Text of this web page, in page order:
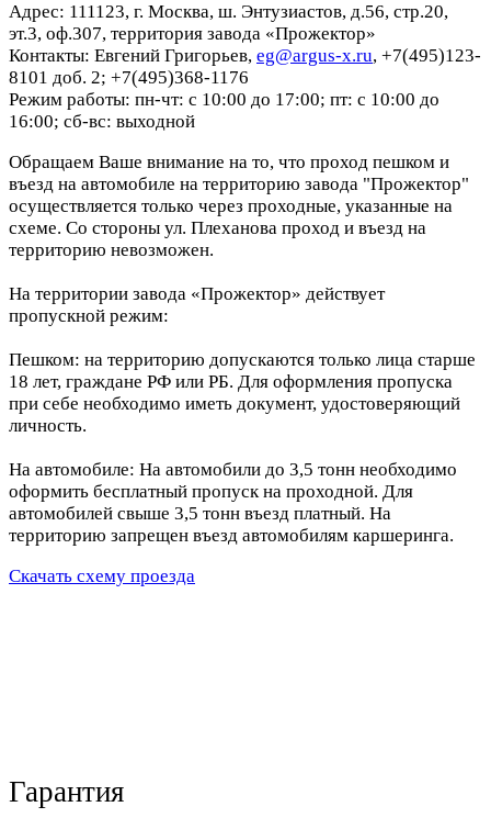
Адрес: 111123, г. Москва, ш. Энтузиастов, д.56, стр.20,
эт.3, оф.307, территория завода «Прожектор»
Контакты: Евгений Григорьев, eg@argus-x.ru, +7(495)123-
8101 доб. 2; +7(495)368-1176
Режим работы: пн-чт: с 10:00 до 17:00; пт: с 10:00 до
16:00; сб-вс: выходной
Обращаем Ваше внимание на то, что проход пешком и
въезд на автомобиле на территорию завода "Прожектор"
осуществляется только через проходные, указанные на
схеме. Со стороны ул. Плеханова проход и въезд на
территорию невозможен.
На территории завода «Прожектор» действует
пропускной режим:
Пешком: на территорию допускаются только лица старше
18 лет, граждане РФ или РБ. Для оформления пропуска
при себе необходимо иметь документ, удостоверяющий
личность.
На автомобиле: На автомобили до 3,5 тонн необходимо
оформить бесплатный пропуск на проходной. Для
автомобилей свыше 3,5 тонн въезд платный. На
территорию запрещен въезд автомобилям каршеринга.
Скачать схему проезда
Гарантия